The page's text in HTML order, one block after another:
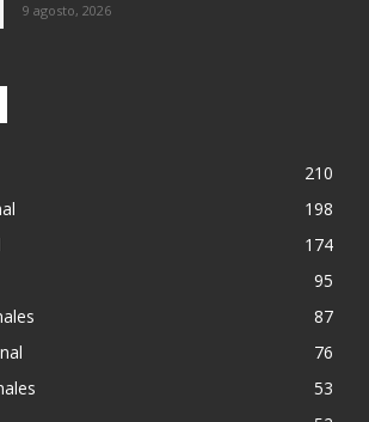
9 agosto, 2026
210
198
174
95
87
76
53